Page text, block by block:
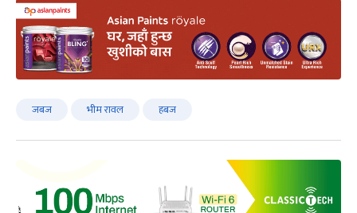
जबज भीम रावल हबज